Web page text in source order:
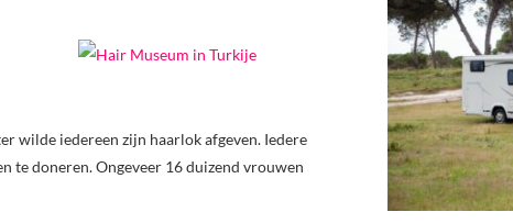
wilde iedereen zijn haarlok afgeven. Iedere
te doneren. Ongeveer 16 duizend vrouwen